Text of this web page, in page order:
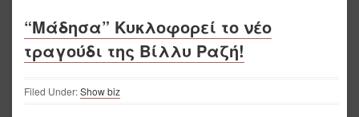
“Μάδησα” Κυκλοφορεί το νέο
τραγούδι της Βίλλυ Ραζή!
Filed Under:Show biz